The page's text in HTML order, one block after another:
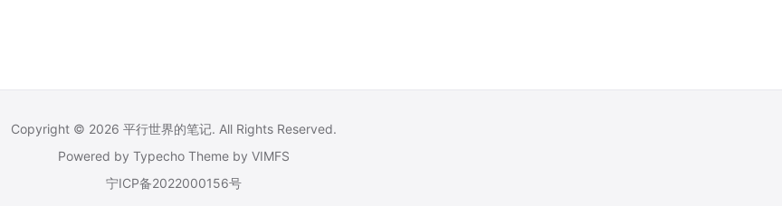
Copyright © 2026 平行世界的笔记. All Rights Reserved.
Powered by Typecho Theme by VIMFS
宁ICP备2022000156号